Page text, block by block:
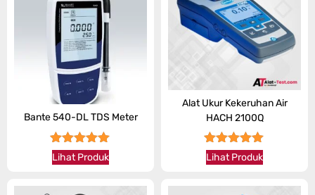
Bante 540-DL TDS Meter
★★★★★
Lihat Produk
Alat Ukur Kekeruhan Air
HACH 2100Q
★★★★★
Lihat Produk